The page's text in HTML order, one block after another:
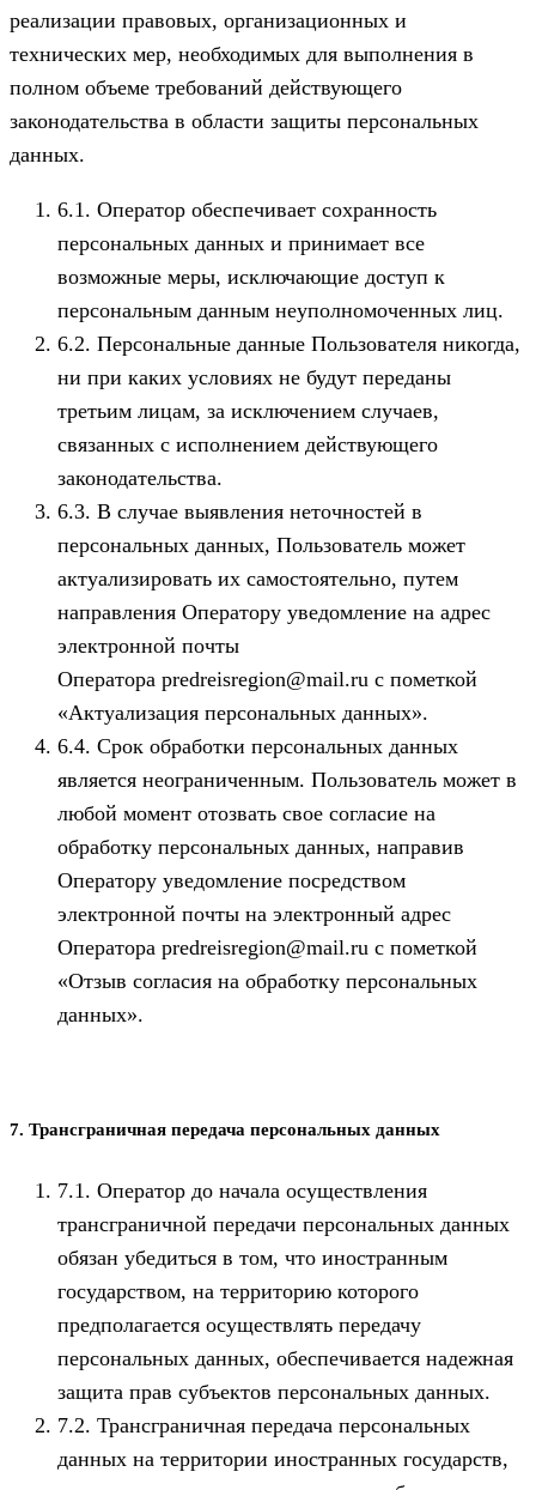
реализации правовых, организационных и
технических мер, необходимых для выполнения в
полном объеме требований действующего
законодательства в области защиты персональных
данных.
6.1. Оператор обеспечивает сохранность
персональных данных и принимает все
возможные меры, исключающие доступ к
персональным данным неуполномоченных лиц.
6.2. Персональные данные Пользователя никогда,
ни при каких условиях не будут переданы
третьим лицам, за исключением случаев,
связанных с исполнением действующего
законодательства.
6.3. В случае выявления неточностей в
персональных данных, Пользователь может
актуализировать их самостоятельно, путем
направления Оператору уведомление на адрес
электронной почты
Оператора predreisregion@mail.ru с пометкой
«Актуализация персональных данных».
6.4. Срок обработки персональных данных
является неограниченным. Пользователь может в
любой момент отозвать свое согласие на
обработку персональных данных, направив
Оператору уведомление посредством
электронной почты на электронный адрес
Оператора predreisregion@mail.ru с пометкой
«Отзыв согласия на обработку персональных
данных».
7. Трансграничная передача персональных данных
7.1. Оператор до начала осуществления
трансграничной передачи персональных данных
обязан убедиться в том, что иностранным
государством, на территорию которого
предполагается осуществлять передачу
персональных данных, обеспечивается надежная
защита прав субъектов персональных данных.
7.2. Трансграничная передача персональных
данных на территории иностранных государств,